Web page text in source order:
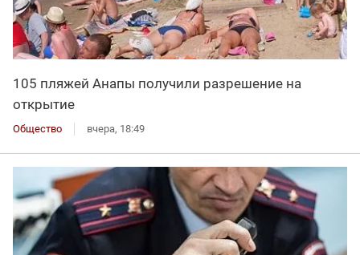
105 пляжей Анапы получили разрешение на
открытие
Общество вчера, 18:49